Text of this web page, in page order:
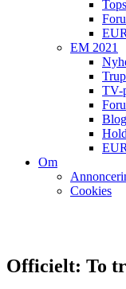
EM 2021
TV-
Om
Cookies
Officielt: To